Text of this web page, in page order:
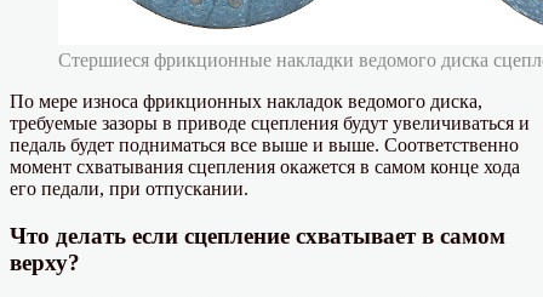
Стершиеся фрикционные накладки ведомого диска
По мере износа фрикционных накладок ведомого диска,
требуемые зазоры в приводе сцепления будут увеличиваться и
педаль будет подниматься все выше и выше. Соответственно
момент схватывания сцепления окажется в самом конце хода
его педали, при отпускании.
Что делать если сцепление схватывает в самом
верху?